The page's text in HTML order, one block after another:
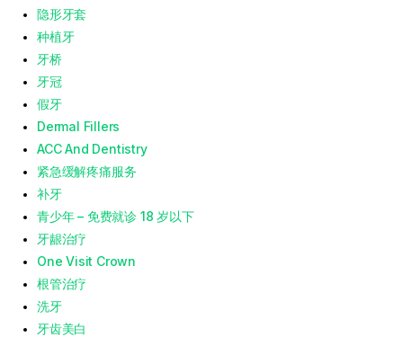
隐形牙套
种植牙
牙桥
牙冠
假牙
Dermal Fillers
ACC And Dentistry
紧急缓解疼痛服务
补牙
青少年 – 免费就诊 18 岁以下
牙龈治疗
One Visit Crown
根管治疗
洗牙
牙齿美白